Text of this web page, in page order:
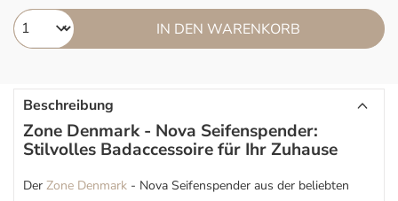
IN DEN WARENKORB
Beschreibung
Zone Denmark - Nova Seifenspender:
Stilvolles Badaccessoire für Ihr Zuhause
Der Zone Denmark - Nova Seifenspender aus der beliebten